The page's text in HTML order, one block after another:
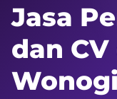
Jasa
dan